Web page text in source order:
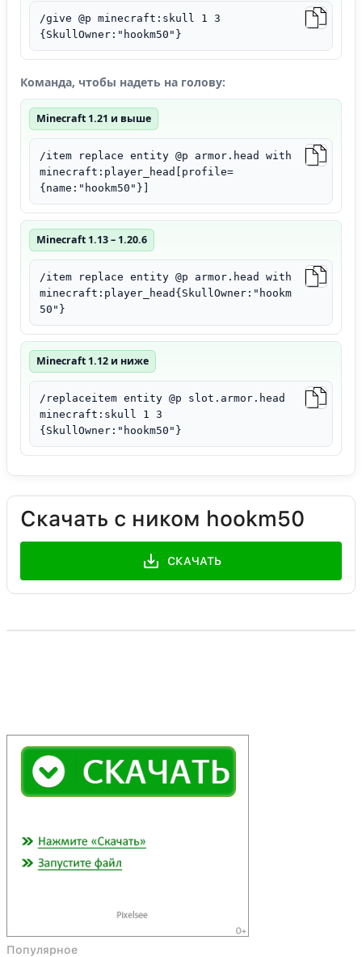
/give @p minecraft:skull 1 3
{SkullOwner:"hookm50"}
Команда, чтобы надеть на голову:
Minecraft 1.21 и выше
/item replace entity @p armor.head with
minecraft:player_head[profile=
{name:"hookm50"}]
Minecraft 1.13 – 1.20.6
/item replace entity @p armor.head with
minecraft:player_head{SkullOwner:"hookm
50"}
Minecraft 1.12 и ниже
/replaceitem entity @p slot.armor.head
minecraft:skull 1 3
{SkullOwner:"hookm50"}
Скачать с ником hookm50
СКАЧАТЬ
Популярное